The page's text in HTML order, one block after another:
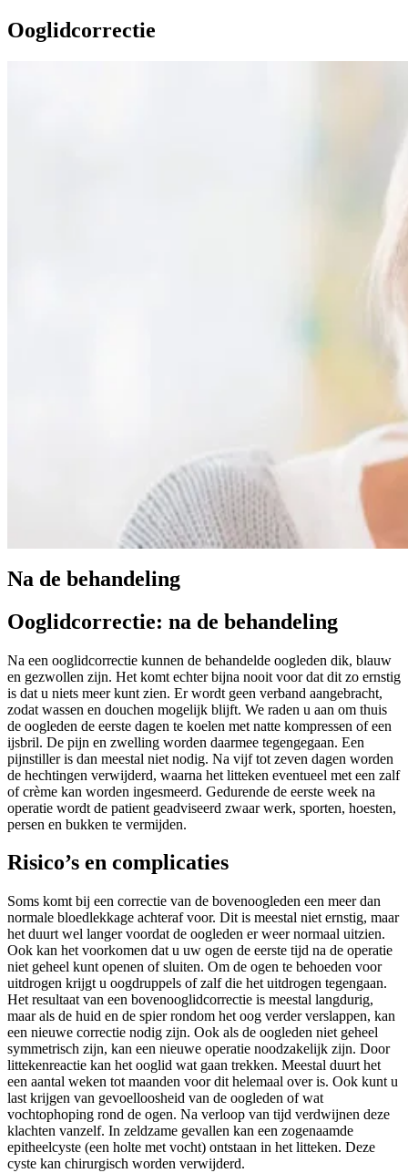
Ooglidcorrectie
Na de behandeling
Ooglidcorrectie: na de behandeling
Na een ooglidcorrectie kunnen de behandelde oogleden dik, blauw
en gezwollen zijn. Het komt echter bijna nooit voor dat dit zo ernstig
is dat u niets meer kunt zien. Er wordt geen verband aangebracht,
zodat wassen en douchen mogelijk blijft. We raden u aan om thuis
de oogleden de eerste dagen te koelen met natte kompressen of een
ijsbril. De pijn en zwelling worden daarmee tegengegaan. Een
pijnstiller is dan meestal niet nodig. Na vijf tot zeven dagen worden
de hechtingen verwijderd, waarna het litteken eventueel met een zalf
of crème kan worden ingesmeerd. Gedurende de eerste week na
operatie wordt de patient geadviseerd zwaar werk, sporten, hoesten,
persen en bukken te vermijden.
Risico’s en complicaties
Soms komt bij een correctie van de bovenoogleden een meer dan
normale bloedlekkage achteraf voor. Dit is meestal niet ernstig, maar
het duurt wel langer voordat de oogleden er weer normaal uitzien.
Ook kan het voorkomen dat u uw ogen de eerste tijd na de operatie
niet geheel kunt openen of sluiten. Om de ogen te behoeden voor
uitdrogen krijgt u oogdruppels of zalf die het uitdrogen tegengaan.
Het resultaat van een bovenooglidcorrectie is meestal langdurig,
maar als de huid en de spier rondom het oog verder verslappen, kan
een nieuwe correctie nodig zijn. Ook als de oogleden niet geheel
symmetrisch zijn, kan een nieuwe operatie noodzakelijk zijn. Door
littekenreactie kan het ooglid wat gaan trekken. Meestal duurt het
een aantal weken tot maanden voor dit helemaal over is. Ook kunt u
last krijgen van gevoelloosheid van de oogleden of wat
vochtophoping rond de ogen. Na verloop van tijd verdwijnen deze
klachten vanzelf. In zeldzame gevallen kan een zogenaamde
epitheelcyste (een holte met vocht) ontstaan in het litteken. Deze
cyste kan chirurgisch worden verwijderd.